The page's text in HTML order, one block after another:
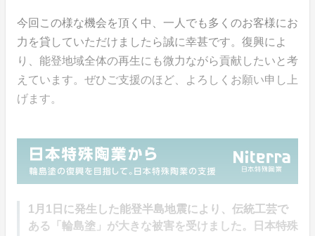
今回この様な機会を頂く中、一人でも多くのお客様にお
力を貸していただけましたら誠に幸甚です。復興によ
り、能登地域全体の再生にも微力ながら貢献したいと考
えています。ぜひご支援のほど、よろしくお願い申し上
げます。
1月1日に発生した能登半島地震により、伝統工芸で
ある「輪島塗」が大きな被害を受けました。日本特殊